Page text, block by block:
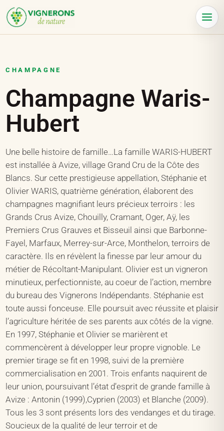
Menu
CHAMPAGNE
Champagne Waris-
Hubert
Une belle histoire de famille…La famille WARIS-HUBERT
est installée à Avize, village Grand Cru de la Côte des
Blancs. Sur cette prestigieuse appellation, Stéphanie et
Olivier WARIS, quatrième génération, élaborent des
champagnes magnifiant leurs précieux terroirs : les
Grands Crus Avize, Chouilly, Cramant, Oger, Aÿ, les
Premiers Crus Grauves et Bisseuil ainsi que Barbonne-
Fayel, Marfaux, Merrey-sur-Arce, Monthelon, terroirs de
caractère. Ils en révèlent la finesse par leur amour du
métier de Récoltant-Manipulant. Olivier est un vigneron
minutieux, perfectionniste, au coeur de l’action, membre
du bureau des Vignerons Indépendants. Stéphanie est
toute aussi fonceuse. Elle poursuit avec réussite et plaisir
l’agriculture héritée de ses parents aux côtés de la vigne.
En 1997, Stéphanie et Olivier se marièrent et
commencèrent à développer leur propre vignoble. Le
premier tirage se fit en 1998, suivi de la première
commercialisation en 2001. Trois enfants naquirent de
leur union, poursuivant l’état d’esprit de grande famille à
Avize : Antonin (1999),Cyprien (2003) et Blanche (2009).
Tous les 3 sont présents lors des vendanges et du tirage.
Soucieux de la qualité de leur terroir et de
Panneau de gestion des cookies